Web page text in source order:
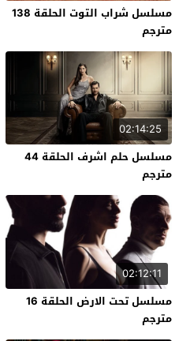
مسلسل شراب التوت الحلقة 138
مترجم
02:14:25
مسلسل حلم اشرف الحلقة 44
مترجم
02:12:11
مسلسل تحت الارض الحلقة 16
مترجم